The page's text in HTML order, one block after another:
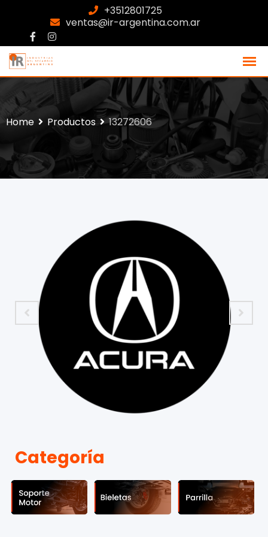
+3512801725
ventas@ir-argentina.com.ar
Home Productos 13272606
Categoría